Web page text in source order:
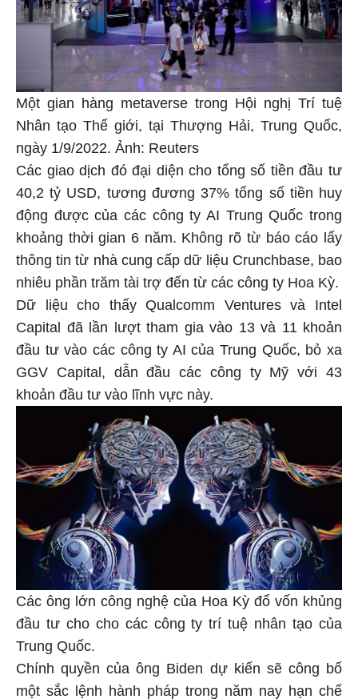
Một gian hàng metaverse trong Hội nghị Trí tuệ
Nhân tạo Thế giới, tại Thượng Hải, Trung Quốc,
ngày 1/9/2022. Ảnh: Reuters
Các giao dịch đó đại diện cho tổng số tiền đầu tư
40,2 tỷ USD, tương đương 37% tổng số tiền huy
động được của các công ty AI Trung Quốc trong
khoảng thời gian 6 năm. Không rõ từ báo cáo lấy
thông tin từ nhà cung cấp dữ liệu Crunchbase, bao
nhiêu phần trăm tài trợ đến từ các công ty Hoa Kỳ.
Dữ liệu cho thấy Qualcomm Ventures và Intel
Capital đã lần lượt tham gia vào 13 và 11 khoản
đầu tư vào các công ty AI của Trung Quốc, bỏ xa
GGV Capital, dẫn đầu các công ty Mỹ với 43
khoản đầu tư vào lĩnh vực này.
Các ông lớn công nghệ của Hoa Kỳ đổ vốn khủng
đầu tư cho cho các công ty trí tuệ nhân tạo của
Trung Quốc.
Chính quyền của ông Biden dự kiến sẽ công bố
một sắc lệnh hành pháp trong năm nay hạn chế